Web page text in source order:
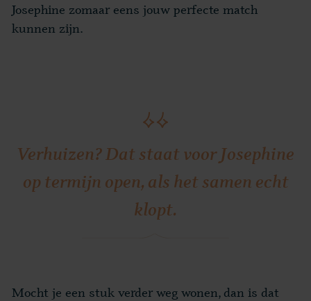
Josephine zomaar eens jouw perfecte match
kunnen zijn.
Verhuizen? Dat staat voor Josephine
op termijn open, als het samen echt
klopt.
Mocht je een stuk verder weg wonen, dan is dat